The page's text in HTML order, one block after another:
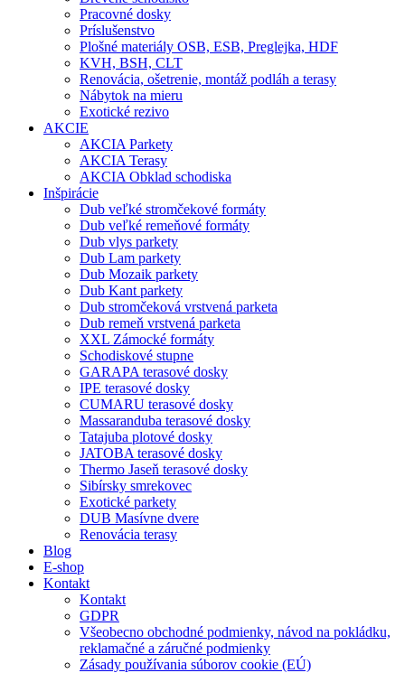
Pracovné dosky
Príslušenstvo
Plošné materiály OSB, ESB, Preglejka, HDF
KVH, BSH, CLT
Renovácia, ošetrenie, montáž podláh a terasy
Nábytok na mieru
Exotické rezivo
AKCIE
AKCIA Parkety
AKCIA Terasy
AKCIA Obklad schodiska
Inšpirácie
Dub veľké stromčekové formáty
Dub veľké remeňové formáty
Dub vlys parkety
Dub Lam parkety
Dub Mozaik parkety
Dub Kant parkety
Dub stromčeková vrstvená parketa
Dub remeň vrstvená parketa
XXL Zámocké formáty
Schodiskové stupne
GARAPA terasové dosky
IPE terasové dosky
CUMARU terasové dosky
Massaranduba terasové dosky
Tatajuba plotové dosky
JATOBA terasové dosky
Thermo Jaseň terasové dosky
Sibírsky smrekovec
Exotické parkety
DUB Masívne dvere
Renovácia terasy
Blog
E-shop
Kontakt
Kontakt
GDPR
Všeobecno obchodné podmienky, návod na pokládku,
reklamačné a záručné podmienky
Zásady používania súborov cookie (EÚ)